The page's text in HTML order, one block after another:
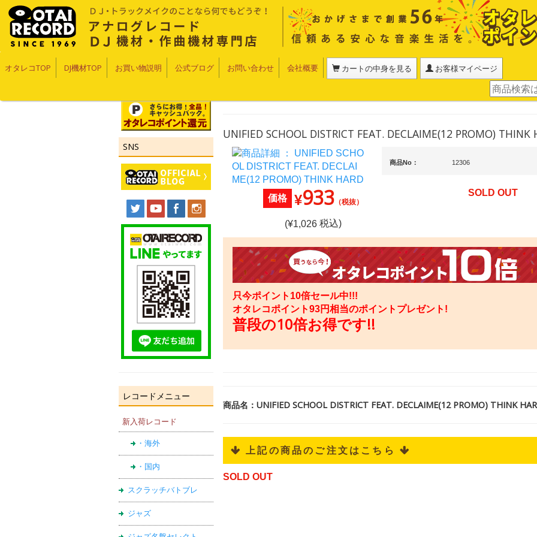
オタレコTOP DJ機材TOP お買い物説明 公式ブログ お問い合わせ 会社概要 カートの中身を見る お客様マイページ
SNS
レコードメニュー
新入荷レコード
・海外
・国内
スクラッチバトブレ
ジャズ
UNIFIED SCHOOL DISTRICT FEAT. DECLAIME(12 PROMO) THINK
商品No： 12306
価格 ¥933（税抜）
(¥1,026税込)
SOLD OUT
只今ポイント10倍セール中!!!
オタレコポイント93円相当のポイントプレゼント!
普段の10倍お得です!!
商品名：UNIFIED SCHOOL DISTRICT FEAT. DECLAIME(12 PROMO) THINK
 上記の商品のご注文はこちら 
SOLD OUT